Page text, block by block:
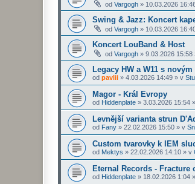
od Vargogh » 10.03.2026
Swing & Jazz: Koncert
od Vargogh » 10.03.2026
Koncert LouBand & Host
od Vargogh » 9.03.2026 15:58
Legacy HW a W11 s
od pavlii » 4.03.2026 14:49 » v
Magor - Král Evropy
od Hiddenplate » 3.03.2026 15:54
Levnější varianta strun
od Fany » 22.02.2026 15:50 » v
Custom tvarovky k IEM
od Mektys » 22.02.2026 14:10 » v
Eternal Records - Fracture
od Hiddenplate » 18.02.2026 1:04